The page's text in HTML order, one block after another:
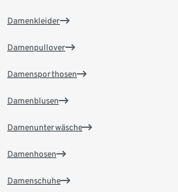
Damenkleider
Damenpullover
Damensporthosen
Damenblusen
Damenunterwäsche
Damenhosen
Damenschuhe